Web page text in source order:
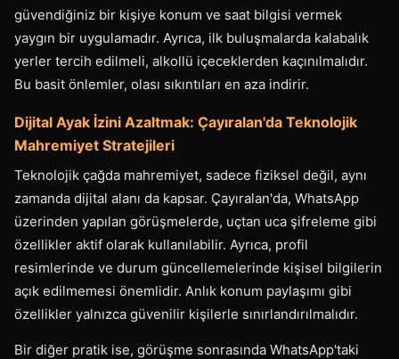
güvendiğiniz bir kişiye konum ve saat bilgisi vermek
yaygın bir uygulamadır. Ayrıca, ilk buluşmalarda kalabalık
yerler tercih edilmeli, alkollü içeceklerden kaçınılmalıdır.
Bu basit önlemler, olası sıkıntıları en aza indirir.
Dijital Ayak İzini Azaltmak: Çayıralan'da Teknolojik
Mahremiyet Stratejileri
Teknolojik çağda mahremiyet, sadece fiziksel değil, aynı
zamanda dijital alanı da kapsar. Çayıralan'da, WhatsApp
üzerinden yapılan görüşmelerde, uçtan uca şifreleme gibi
özellikler aktif olarak kullanılabilir. Ayrıca, profil
resimlerinde ve durum güncellemelerinde kişisel bilgilerin
açık edilmemesi önemlidir. Anlık konum paylaşımı gibi
özellikler yalnızca güvenilir kişilerle sınırlandırılmalıdır.
Bir diğer pratik ise, görüşme sonrasında WhatsApp'taki